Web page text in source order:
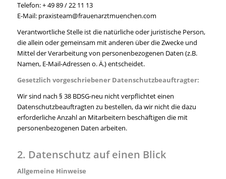
Telefon: + 49 89 / 22 11 13
E-Mail: praxisteam@frauenarztmuenchen.com
Verantwortliche Stelle ist die natürliche oder juristische Person,
die allein oder gemeinsam mit anderen über die Zwecke und
Mittel der Verarbeitung von personenbezogenen Daten (z.B.
Namen, E-Mail-Adressen o. Ä.) entscheidet.
Gesetzlich vorgeschriebener Datenschutzbeauftragter:
Wir sind nach § 38 BDSG-neu nicht verpflichtet einen
Datenschutzbeauftragten zu bestellen, da wir nicht die dazu
erforderliche Anzahl an Mitarbeitern beschäftigen die mit
personenbezogenen Daten arbeiten.
2. Datenschutz auf einen Blick
Allgemeine Hinweise